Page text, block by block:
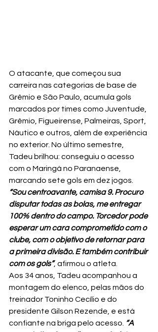
O atacante, que começou sua
carreira nas categorias de base de
Grêmio e São Paulo, acumula gols
marcados por times como Juventude,
Grêmio, Figueirense, Palmeiras, Sport,
Náutico e outros, além de experiência
no exterior. No último semestre,
Tadeu brilhou: conseguiu o acesso
com o Maringá no Paranaense,
marcando sete gols em dez jogos.
“Sou centroavante, camisa 9. Procuro
disputar todas as bolas, me entregar
100% dentro do campo. Torcedor pode
esperar um cara comprometido com o
clube, com o objetivo de retornar para
a primeira divisão. E também contribuir
com os gols”, afirmou o atleta.
Aos 34 anos, Tadeu acompanhou a
montagem do elenco, pelas mãos do
treinador Toninho Cecílio e do
presidente Gilson Rezende, e está
confiante na briga pelo acesso. “A